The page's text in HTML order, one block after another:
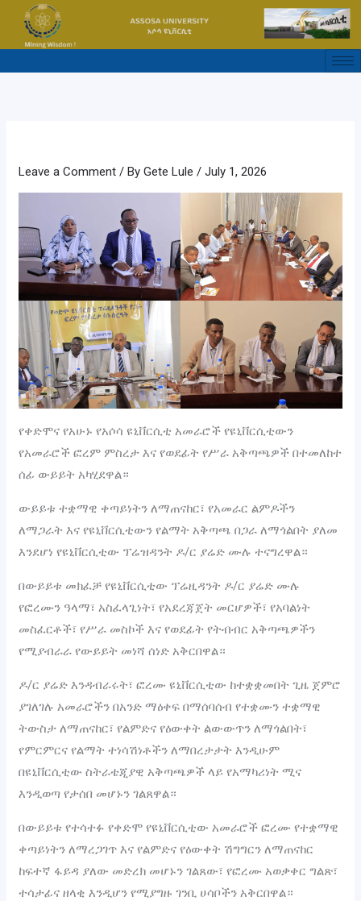
content
Leave a Comment / ByGete Lule/July 1, 2026
የቀድሞና የአሁኑ የአሶሳ ዩኒቨርሲቲ አመራሮች የዩኒቨርሲቲውን
የአመራሮች ፎረም ምስረታ እና የወደፊት የሥራ አቅጣጫዎች በተመለከተ
ሰፊ ውይይት አካሂደዋል።
ውይይቱ ተቋማዊ ቀጣይነትን ለማጠናከር፣ የአመራር ልምዶችን
ለማጋራት እና የዩኒቨርሲቲውን የልማት አቅጣጫ በጋራ ለማጎልበት ያለመ
እንደሆነ የዩኒቨርሲቲው ፕሬዝዳንት ዶ/ር ያሬድ ሙሉ ተናግረዋል።
በውይይቱ መክፈቻ የዩኒቨርሲቲው ፕሬዚዳንት ዶ/ር ያሬድ ሙሉ
የፎረሙን ዓላማ፣ አስፈላጊነት፣ የአደረጃጀት መርሆዎች፣ የአባልነት
መስፈርቶች፣ የሥራ መስኮች እና የወደፊት የትብብር አቅጣጫዎችን
የሚያብራራ የውይይት መነሻ ሰነድ አቅርበዋል።
ዶ/ር ያሬድ እንዳብራሩት፣ ፎረሙ ዩኒቨርሲቲው ከተቋቋመበት ጊዜ ጀምሮ
ያገለገሉ አመራሮችን በአንድ ማዕቀፍ በማሰባሰብ የተቋሙን ተቋማዊ
ትውስታ ለማጠናከር፣ የልምድና የዕውቀት ልውውጥን ለማጎልበት፣
የምርምርና የልማት ተነሳሽነቶችን ለማበረታታት እንዲሁም
በዩኒቨርሲቲው ስትራቴጂያዊ አቅጣጫዎች ላይ የአማካሪነት ሚና
እንዲወጣ የታሰበ መሆኑን ገልጸዋል።
በውይይቱ የተሳተፉ የቀድሞ የዩኒቨርሲቲው አመራሮች ፎረሙ የተቋማዊ
ቀጣይነትን ለማረጋገጥ እና የልምድና የዕውቀት ሽግግርን ለማጠናከር
ከፍተኛ ፋይዳ ያለው መድረክ መሆኑን ገልጸው፣ የፎረሙ አወቃቀር ግልጽ፣
ተሳታፊና ዘላቂ እንዲሆን የሚያግዙ ገንቢ ሀሳቦችን አቅርበዋል።